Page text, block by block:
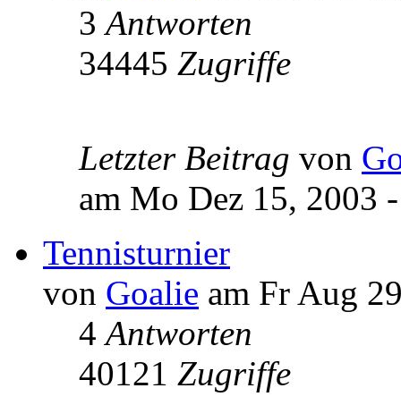
3Antworten
34445 Zugriffe
Letzter Beitrag von
am Mo Dez 15, 2003
Tennisturnier
von Goalie am Fr Aug
4Antworten
40121 Zugriffe